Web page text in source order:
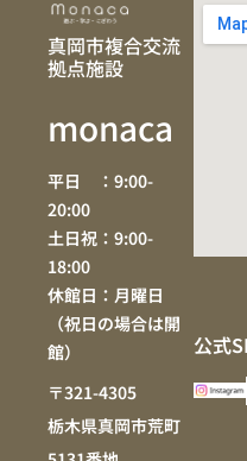
真岡市複合交流
拠点施設
monaca
平日 ：9:00-
20:00
土日祝：9:00-
18:00
休館日：月曜日
（祝日の場合は開
館）
〒321-4305
栃木県真岡市荒町
公式